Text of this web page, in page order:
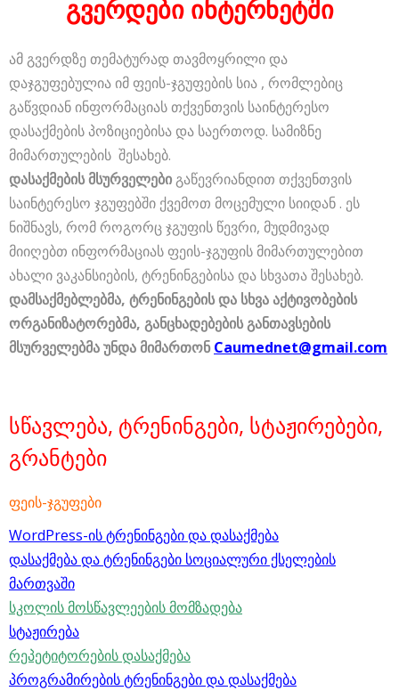
გვერდები ინტერნეტში
ამ გვერდზე თემატურად თავმოყრილი და
დაჯგუფებულია იმ ფეის-ჯგუფების სია , რომლებიც
გაწვდიან ინფორმაციას თქვენთვის საინტერესო
დასაქმების პოზიციებისა და საერთოდ. სამიზნე
მიმართულების შესახებ.
დასაქმების მსურველებიგაწევრიანდით თქვენთვის
საინტერესო ჯგუფებში ქვემოთ მოცემული სიიდან . ეს
ნიშნავს, რომ როგორც ჯგუფის წევრი, მუდმივად
მიიღებთ ინფორმაციას ფეის-ჯგუფის მიმართულებით
ახალი ვაკანსიების, ტრენინგებისა და სხვათა შესახებ.
დამსაქმებლებმა, ტრენინგების და სხვა აქტივობების
ორგანიზატორებმა, განცხადებების განთავსების
მსურველებმა უნდა მიმართონCaumednet@gmail.com
სწავლება, ტრენინგები, სტაჟირებები,
გრანტები
ფეის-ჯგუფები
WordPress-ის ტრენინგები და დასაქმება
დასაქმება და ტრენინგები სოციალური ქსელების
მართვაში
სკოლის მოსწავლეების მომზადება
სტაჟირება
რეპეტიტორების დასაქმება
პროგრამირების ტრენინგები და დასაქმება